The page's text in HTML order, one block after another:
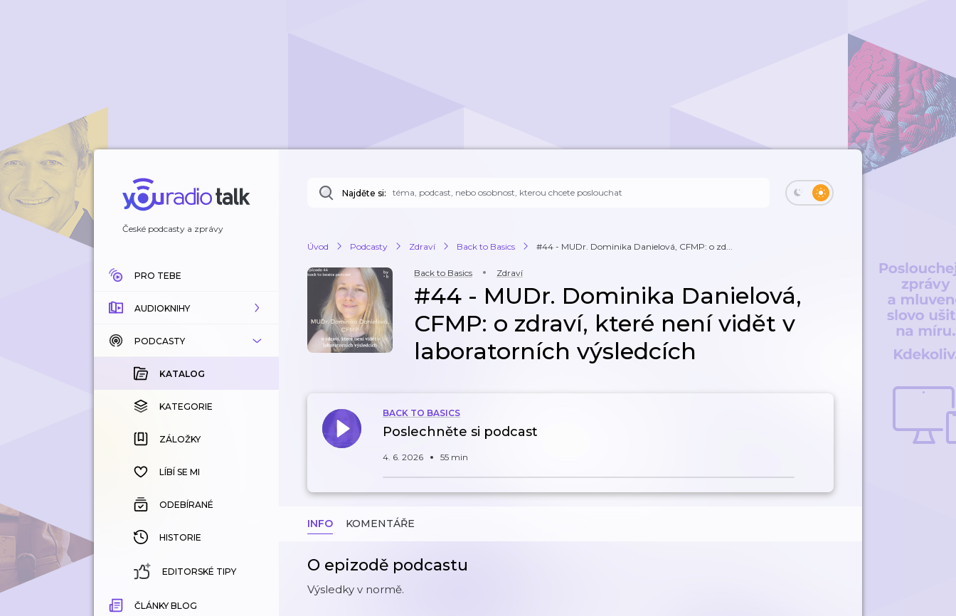
České podcasty a zprávy
PRO TEBE
AUDIOKNIHY
KATALOG
KOUPENÉ
KATEGORIE
ZÁLOŽKY
HISTORIE
PODCASTY
KATALOG
KATEGORIE
ZÁLOŽKY
LÍBÍ SE MI
ODEBÍRANÉ
HISTORIE
EDITORSKÉ TIPY
ČLÁNKY BLOG
Najděte si:
Úvod Podcasty Zdraví Back to Basics #44 - MUDr. Dominika Danielová, CFMP: o zd...
Back to Basics Zdraví
#44 - MUDr. Dominika Danielová,
CFMP: o zdraví, které není vidět v
laboratorních výsledcích
BACK TO BASICS
Poslechněte si podcast
4. 6. 2026 55 min
INFO KOMENTÁŘE
O epizodě podcastu
Výsledky v normě.